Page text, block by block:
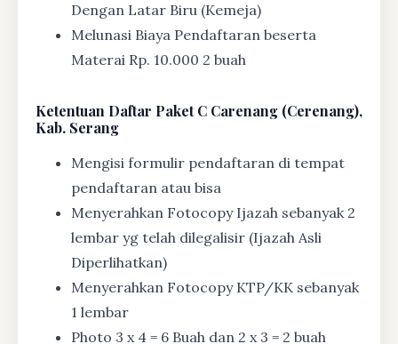
Dengan Latar Biru (Kemeja)
Melunasi Biaya Pendaftaran beserta
Materai Rp. 10.000 2 buah
Ketentuan Daftar Paket C Carenang (Cerenang),
Kab. Serang
Mengisi formulir pendaftaran di tempat
pendaftaran atau bisa
Menyerahkan Fotocopy Ijazah sebanyak 2
lembar yg telah dilegalisir (Ijazah Asli
Diperlihatkan)
Menyerahkan Fotocopy KTP/KK sebanyak
1 lembar
Photo 3 x 4 = 6 Buah dan 2 x 3 = 2 buah